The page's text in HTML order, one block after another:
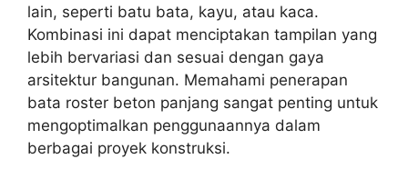
lain, seperti batu bata, kayu, atau kaca.
Kombinasi ini dapat menciptakan tampilan yang
lebih bervariasi dan sesuai dengan gaya
arsitektur bangunan. Memahami penerapan
bata roster beton panjang sangat penting untuk
mengoptimalkan penggunaannya dalam
berbagai proyek konstruksi.